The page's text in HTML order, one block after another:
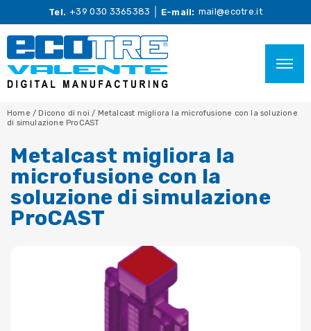
Tel. +39 030 3365383 E-mail: mail@ecotre.it
Home / Dicono di noi/ Metalcast migliora la microfusione con la soluzione
di simulazione ProCAST
Metalcast migliora la
microfusione con la
soluzione di simulazione
ProCAST